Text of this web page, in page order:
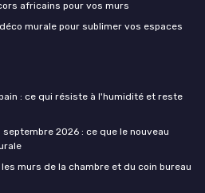
africains pour vos murs
murale pour sublimer vos espaces
: ce qui résiste à l'humidité et reste
2026 : ce que le nouveau
murs de la chambre et du coin bureau